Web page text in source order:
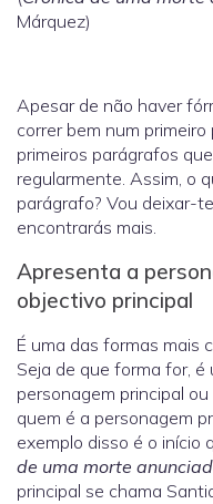
Márquez)
Apesar de não haver
correr bem num
primeiros parágrafos
regularmente. Assim, o
parágrafo? Vou deixar-
encontrarás mais.
Apresenta a
objectivo principal
É uma das formas mais
Seja de que forma for,
personagem principal
quem é a personagem
exemplo disso é o início
de uma morte
principal se chama